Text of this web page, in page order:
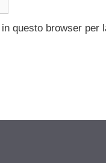
questo browser per